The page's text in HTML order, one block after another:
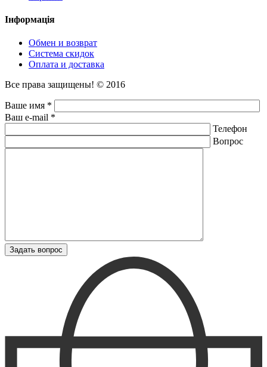
Інформація
Обмен и возврат
Система скидок
Оплата и доставка
Все права защищены! © 2016
Ваше имя *
Ваш e-mail *
Телефон
Вопрос